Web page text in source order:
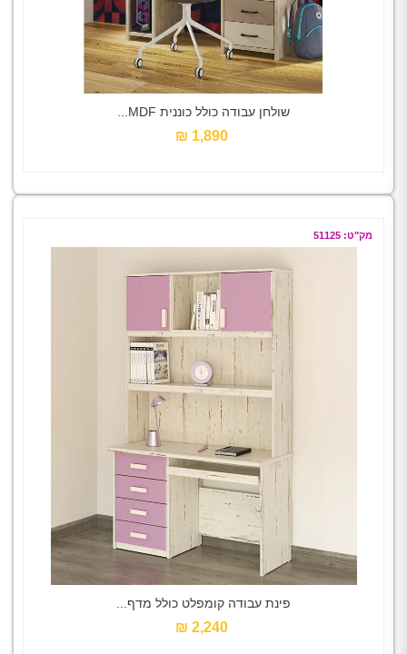
שולחן עבודה כולל כוננית MDF...
1,890 ₪‎
מק"ט: 51125
פינת עבודה קומפלט כולל מדף...
2,240 ₪‎